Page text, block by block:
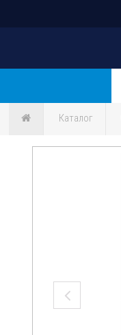
Каталог